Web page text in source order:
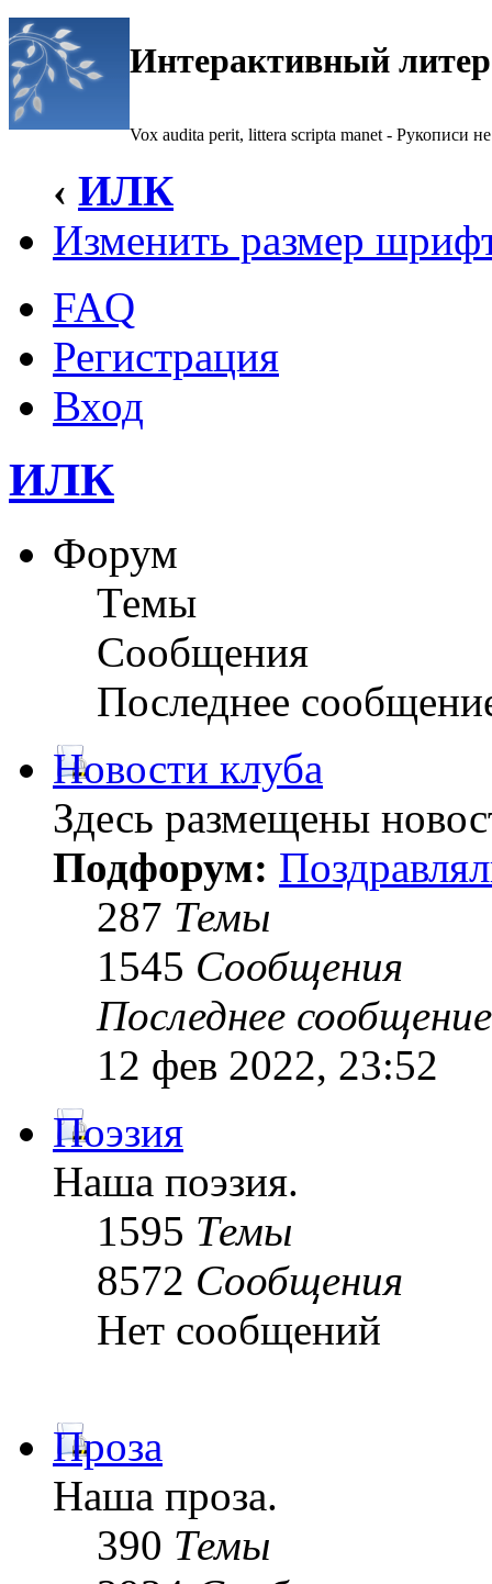
Интерактивный
Vox audita perit, littera scripta manet - Рукописи не
‹ ИЛК
Изменить размер
FAQ
Регистрация
Вход
ИЛК
Форум
Темы
Сообщения
Последнее
Новости клуба
Здесь размещены
Подфорум:
287 Темы
1545 Сообщения
Последнее сообщение
12 фев 2022, 23:52
Поэзия
Наша поэзия.
1595 Темы
8572 Сообщения
Нет сообщений
Проза
Наша проза.
390 Темы